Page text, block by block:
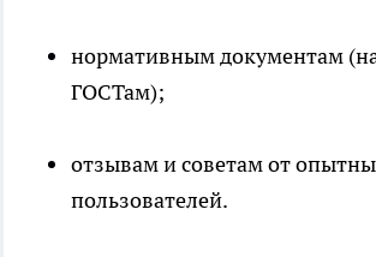
нормативным документам
ГОСТам);
отзывам и советам от
пользователей.